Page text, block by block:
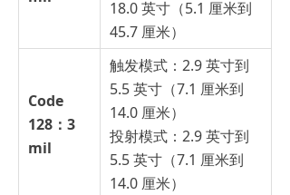
18.0 英寸（5.1 厘米到
45.7 厘米）
Code
128：3
mil
触发模式：2.9 英寸到
5.5 英寸（7.1 厘米到
14.0 厘米）
投射模式：2.9 英寸到
5.5 英寸（7.1 厘米到
14.0 厘米）